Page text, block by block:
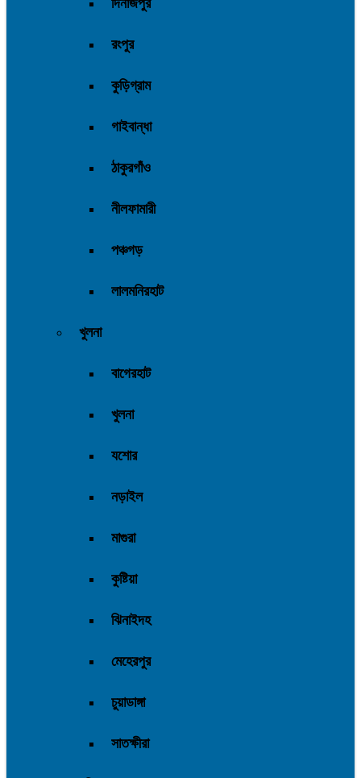
দিনাজপুর
রংপুর
কুড়িগ্রাম
গাইবান্ধা
ঠাকুরগাঁও
নীলফামারী
পঞ্চগড়
লালমনিরহাট
খুলনা
বাগেরহাট
খুলনা
যশোর
নড়াইল
মাগুরা
কুষ্টিয়া
ঝিনাইদহ
মেহেরপুর
চুয়াডাঙ্গা
সাতক্ষীরা